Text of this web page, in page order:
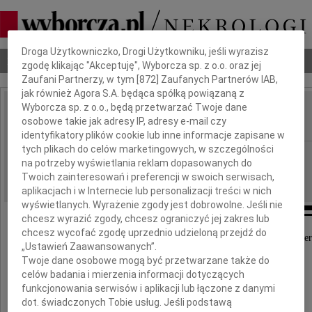
Nekrologi Odeszli Poradnik pogrzebowy
IMIĘ I NAZWISKO: Mikołąj Ilecki
REGION: Poznań
DATA EMISJI: 02.05.2023
Z głębokim żalem przyjęliśmy wiadomość o
Pana
Mikołaja Ileckiego
Dbamy o Twoją prywatność
Droga Użytkowniczko, Drogi Użytkowniku, jeśli wyrazisz
zgodę klikając "Akceptuję", Wyborcza sp. z o.o. oraz jej
Zaufani Partnerzy, w tym [872 ] Zaufanych Partnerów IAB,
jak również Agora S.A. będąca spółką powiązaną z
Wyborcza sp. z o.o., będą przetwarzać Twoje dane
osobowe takie jak adresy IP, adresy e-mail czy
identyfikatory plików cookie lub inne informacje zapisane w
tych plikach do celów marketingowych, w szczególności
na potrzeby wyświetlania reklam dopasowanych do
Twoich zainteresowań i preferencji w swoich serwisach,
aplikacjach i w Internecie lub personalizacji treści w nich
wyświetlanych. Wyrażenie zgody jest dobrowolne. Jeśli nie
chcesz wyrazić zgody, chcesz ograniczyć jej zakres lub
chcesz wycofać zgodę uprzednio udzieloną przejdź do
„Ustawień Zaawansowanych”.
Twoje dane osobowe mogą być przetwarzane także do
celów badania i mierzenia informacji dotyczących
funkcjonowania serwisów i aplikacji lub łączone z danymi
dot. świadczonych Tobie usług. Jeśli podstawą